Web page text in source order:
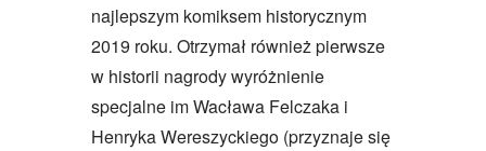
najlepszym komiksem historycznym
2019 roku. Otrzymał również pierwsze
w historii nagrody wyróżnienie
specjalne im Wacława Felczaka i
Henryka Wereszyckiego (przyznaje się